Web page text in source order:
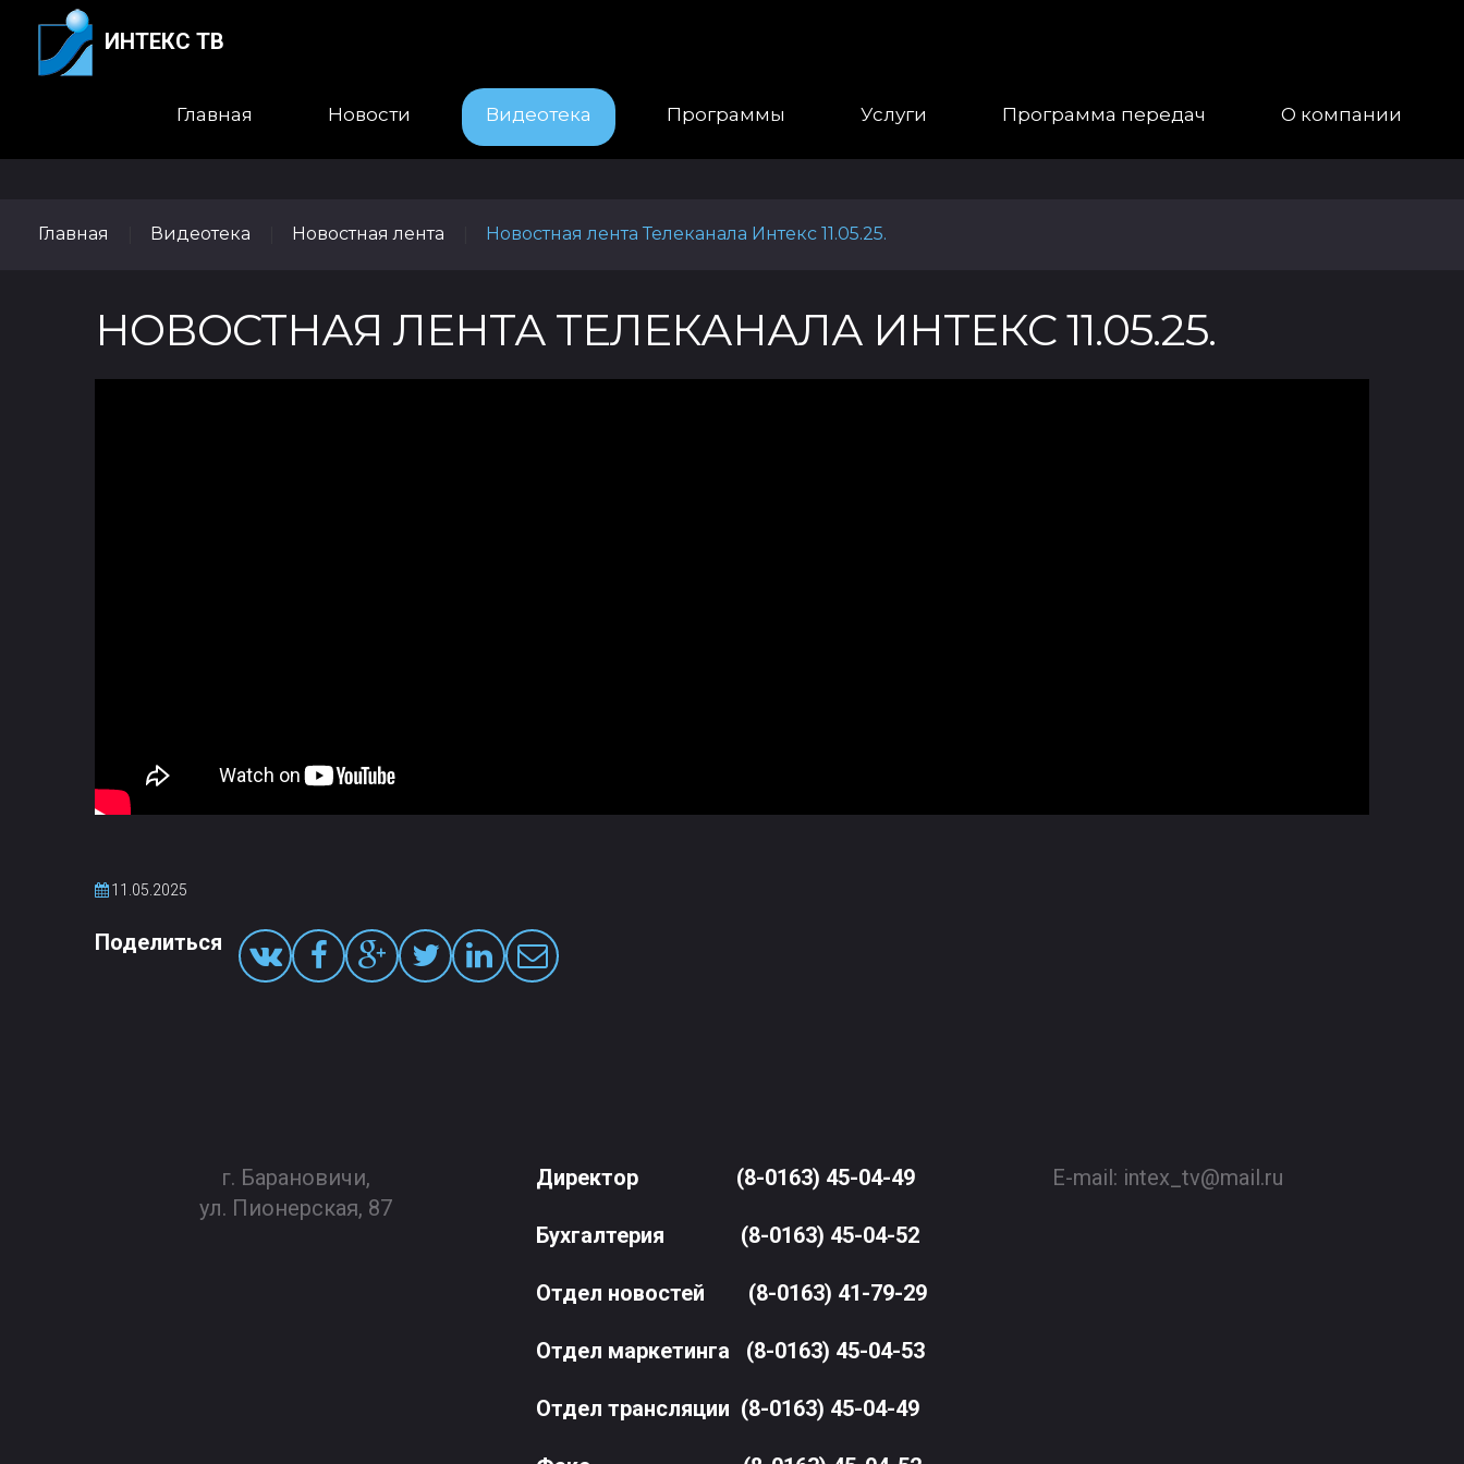
ИНТЕКС ТВ
Главная Новости Видеотека Программы Услуги Программа передач О компании
Главная Видеотека Новостная лента Новостная лента Телеканала Интекс 11.05.25.
НОВОСТНАЯ ЛЕНТА ТЕЛЕКАНАЛА ИНТЕКС 11.05.25.
11.05.2025
Поделиться
г. Барановичи,
ул. Пионерская, 87
Директор (8-0163) 45-04-49
Бухгалтерия (8-0163) 45-04-52
Отдел новостей (8-0163) 41-79-29
Отдел маркетинга (8-0163) 45-04-53
Отдел трансляции (8-0163) 45-04-49
E-mail: intex_tv@mail.ru